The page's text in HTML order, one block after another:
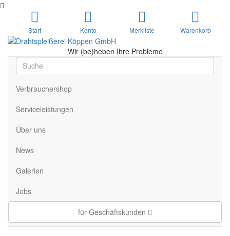
Start Konto Merkliste Warenkorb
Wir (be)heben Ihre Probleme
Verbrauchershop
Serviceleistungen
Über uns
News
Galerien
Jobs
für Geschäftskunden